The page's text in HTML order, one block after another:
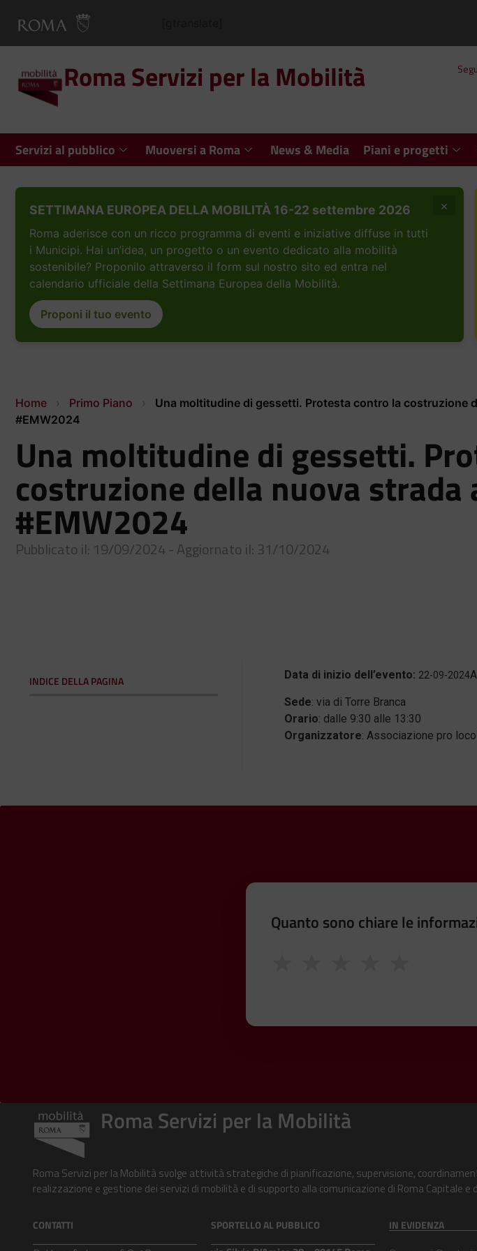
Roma Servizi per la Mobilità
Servizi al pubblico Muoversi a Roma News & Media Piani e progetti
SETTIMANA EUROPEA DELLA MOBILITÀ 16-22 settembre 2026
Roma aderisce con un ricco programma di eventi e iniziative diffuse in tutti
i Municipi. Hai un’idea, un progetto o un evento dedicato alla mobilità
sostenibile? Proponilo attraverso il form sul nostro sito ed entra nel
calendario ufficiale della Settimana Europea della Mobilità.
Proponi il tuo evento
×
Home › Primo Piano ›
Una moltitudine di gessetti. Protesta contro la costruzione
#EMW2024
Una moltitudine di gessetti.
costruzione della nuova strada
#EMW2024
Pubblicato il: 19/09/2024 - Aggiornato il: 31/10/2024
INDICE DELLA PAGINA Data di inizio dell’evento: 22-09-2024
Sede: via di Torre Branca
Orario: dalle 9:30 alle 13:30
Organizzatore: Associazione pro
Quanto sono chiare le
Roma Servizi per la Mobilità
Roma Servizi per la Mobilità svolge attività strategiche di pianificazione, supervisione,
realizzazione e gestione dei servizi di mobilità e di supporto alla comunicazione di Roma Capitale e
CONTATTI SPORTELLO AL PUBBLICO IN EVIDENZA